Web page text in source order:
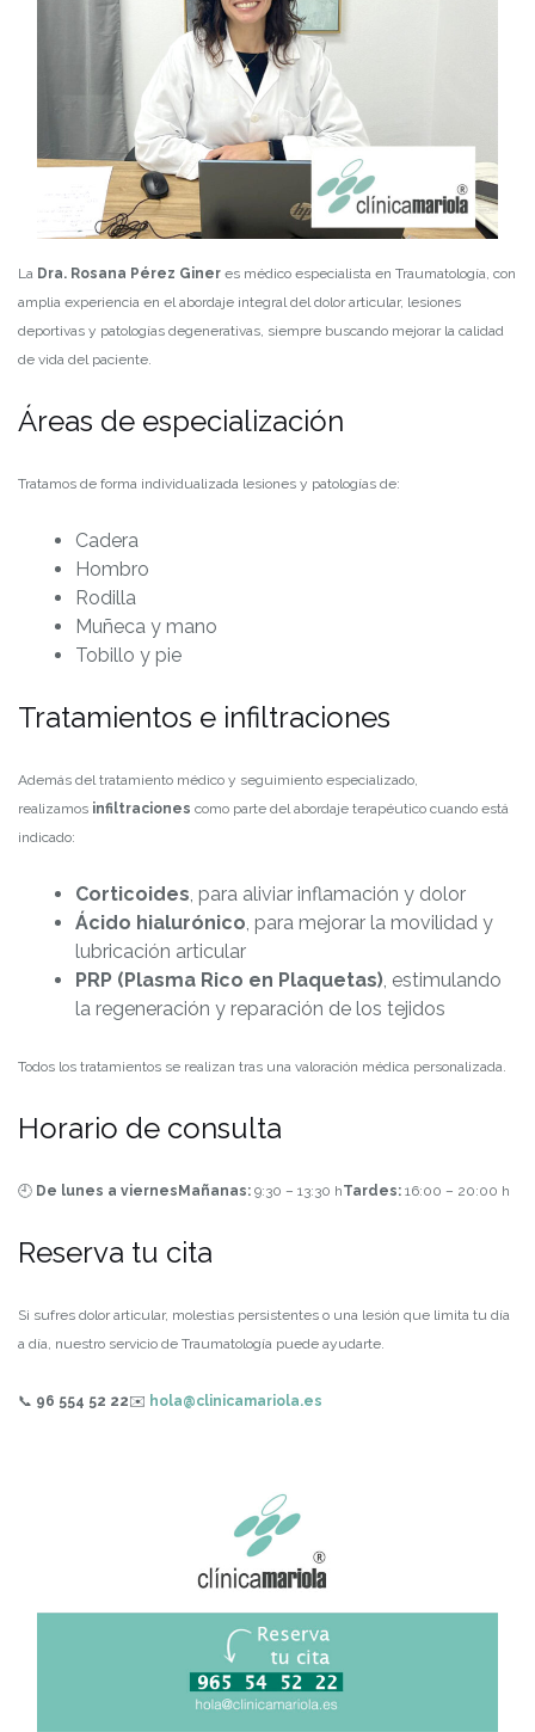
La Dra. Rosana Pérez Giner es médico especialista en Traumatología, con
amplia experiencia en el abordaje integral del dolor articular, lesiones
deportivas y patologías degenerativas, siempre buscando mejorar la calidad
de vida del paciente.
Áreas de especialización
Tratamos de forma individualizada lesiones y patologías de:
Cadera
Hombro
Rodilla
Muñeca y mano
Tobillo y pie
Tratamientos e infiltraciones
Además del tratamiento médico y seguimiento especializado,
realizamos infiltraciones como parte del abordaje terapéutico cuando está
indicado:
Corticoides , para aliviar inflamación y dolor
Ácido hialurónico , para mejorar la movilidad y
lubricación articular
PRP (Plasma Rico en Plaquetas) , estimulando
la regeneración y reparación de los tejidos
Todos los tratamientos se realizan tras una valoración médica personalizada.
Horario de consulta
🕘 De lunes a viernesMañanas: 9:30 – 13:30 hTardes: 16:00 – 20:00 h
Reserva tu cita
Si sufres dolor articular, molestias persistentes o una lesión que limita tu día
a día, nuestro servicio de Traumatología puede ayudarte.
📞 96 554 52 22✉️ hola@clinicamariola.es